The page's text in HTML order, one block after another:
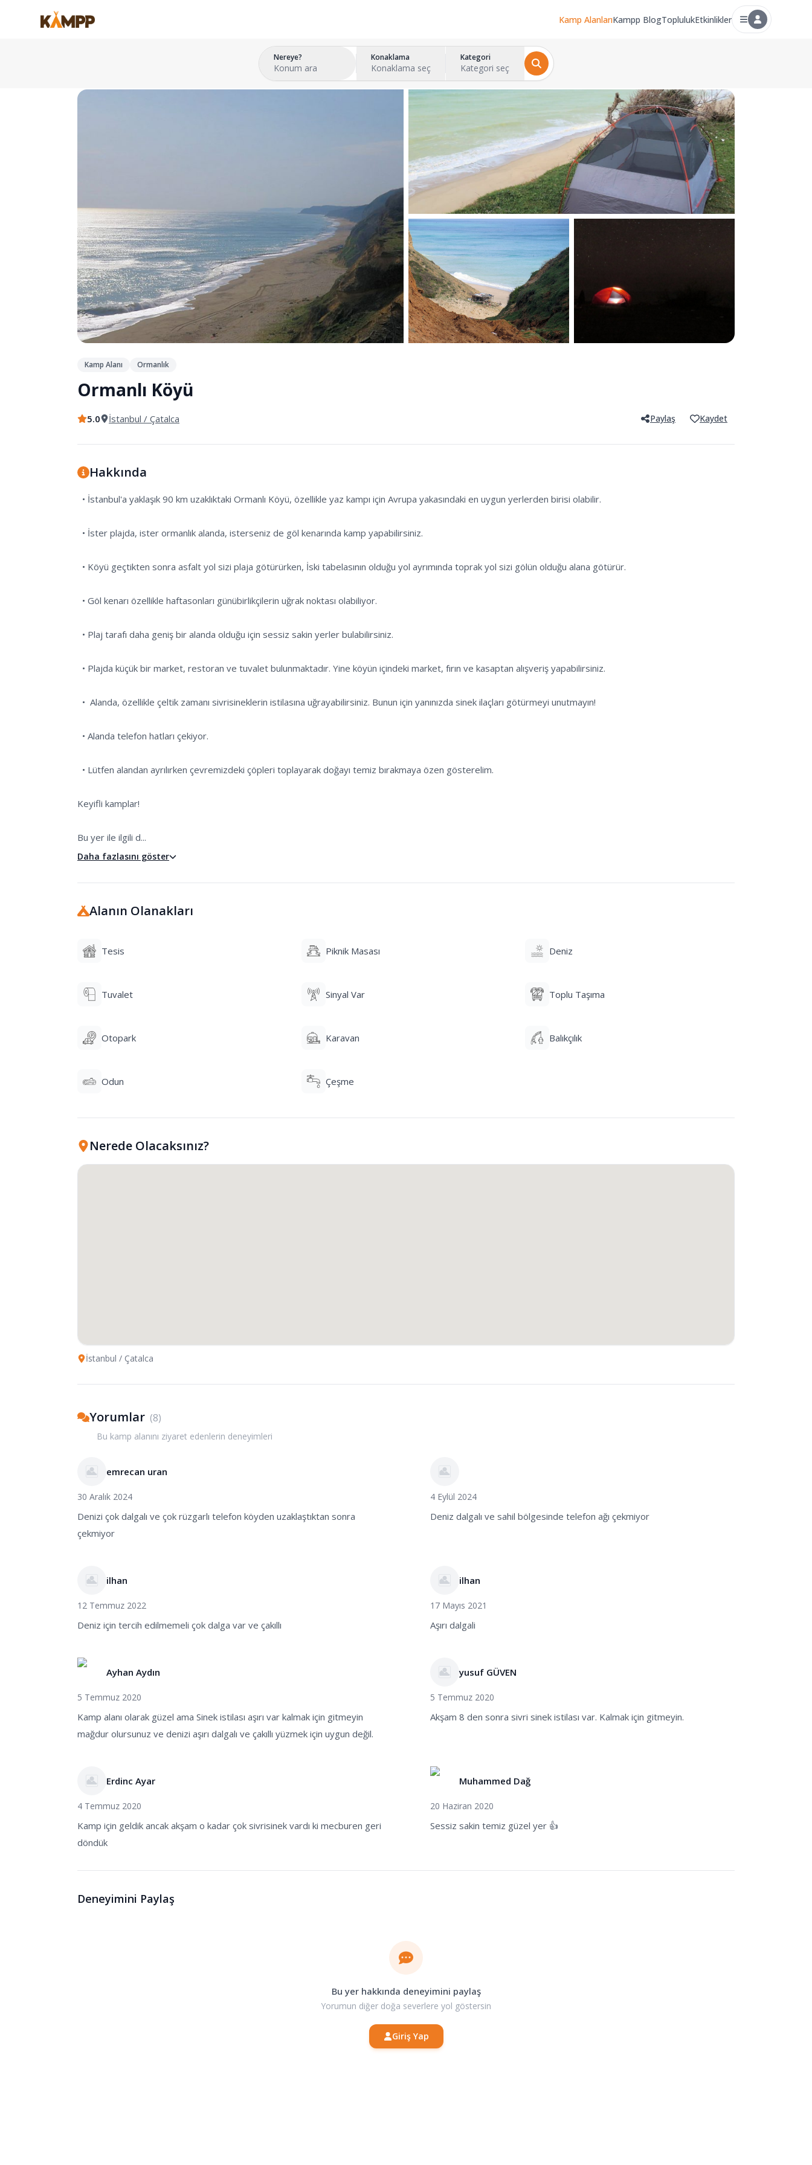
Kamp AlanlarıKampp BlogToplulukEtkinlikler
Nereye?
Konum ara
Konaklama
Konaklama seç
Kategori
Kategori seç
Kamp Alanı Ormanlık
Ormanlı Köyü
5.0 İstanbul / Çatalca Paylaş Kaydet
Hakkında
Keyifli kamplar!
Bu yer ile ilgili d...
Daha fazlasını göster
Alanın Olanakları
Tesis Piknik Masası Deniz
Tuvalet Sinyal Var Toplu Taşıma
Otopark Karavan Balıkçılık
Odun Çeşme
Nerede Olacaksınız?
İstanbul / Çatalca
Yorumlar (8)
Bu kamp alanını ziyaret edenlerin deneyimleri
emrecan uran
30 Aralık 2024
Denizi çok dalgalı ve çok rüzgarlı telefon köyden uzaklaştıktan sonra
çekmiyor
4 Eylül 2024
Deniz dalgalı ve sahil bölgesinde telefon ağı çekmiyor
ilhan
12 Temmuz 2022
Deniz için tercih edilmemeli çok dalga var ve çakıllı
ilhan
17 Mayıs 2021
Aşırı dalgali
Ayhan Aydın
5 Temmuz 2020
Kamp alanı olarak güzel ama Sinek istilası aşırı var kalmak için gitmeyin
mağdur olursunuz ve denizi aşırı dalgalı ve çakıllı yüzmek için uygun değil.
yusuf GÜVEN
5 Temmuz 2020
Akşam 8 den sonra sivri sinek istilası var. Kalmak için gitmeyin.
Erdinc Ayar
4 Temmuz 2020
Kamp için geldik ancak akşam o kadar çok sivrisinek vardı ki mecburen geri
döndük
Muhammed Dağ
20 Haziran 2020
Sessiz sakin temiz güzel yer 👍
Deneyimini Paylaş
Bu yer hakkında deneyimini paylaş
Yorumun diğer doğa severlere yol göstersin
Giriş Yap